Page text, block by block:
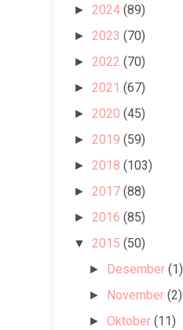
► 2024 (89)
► 2023 (70)
► 2022 (70)
► 2021 (67)
► 2020 (45)
► 2019 (59)
► 2018 (103)
► 2017 (88)
► 2016 (85)
▼ 2015 (50)
► Desember (1)
► November (2)
►Oktober (11)